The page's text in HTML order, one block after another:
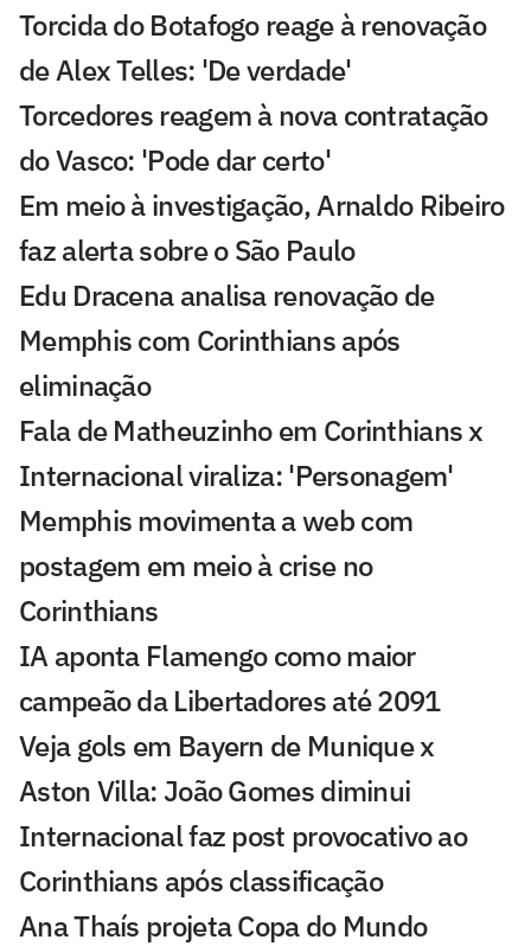
Torcida do Botafogo reage à renovação
de Alex Telles: 'De verdade'
Torcedores reagem à nova contratação
do Vasco: 'Pode dar certo'
Em meio à investigação, Arnaldo Ribeiro
faz alerta sobre o São Paulo
Edu Dracena analisa renovação de
Memphis com Corinthians após
eliminação
Fala de Matheuzinho em Corinthians x
Internacional viraliza: 'Personagem'
Memphis movimenta a web com
postagem em meio à crise no
Corinthians
IA aponta Flamengo como maior
campeão da Libertadores até 2091
Veja gols em Bayern de Munique x
Aston Villa: João Gomes diminui
Internacional faz post provocativo ao
Corinthians após classificação
Ana Thaís projeta Copa do Mundo